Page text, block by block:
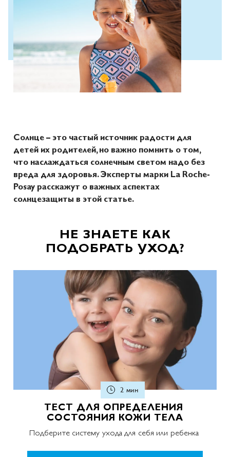
Солнце – это частый источник радости для
детей их родителей, но важно помнить о том,
что наслаждаться солнечным светом надо без
вреда для здоровья. Эксперты марки La Roche-
Posay расскажут о важных аспектах
солнцезащиты в этой статье.
НЕ ЗНАЕТЕ КАК
ПОДОБРАТЬ УХОД?
2 мин
ТЕСТ ДЛЯ ОПРЕДЕЛЕНИЯ
СОСТОЯНИЯ КОЖИ ТЕЛА
Подберите систему ухода для себя или ребенка